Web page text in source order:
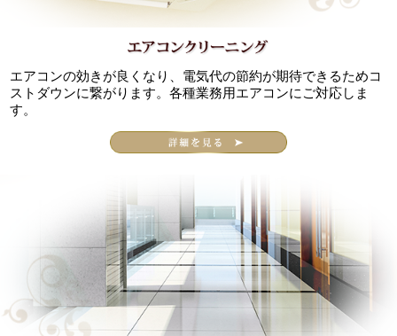
エアコンの効きが良くなり、電気代の節約が期待できるためコ
ストダウンに繋がります。各種業務用エアコンにご対応しま
す。